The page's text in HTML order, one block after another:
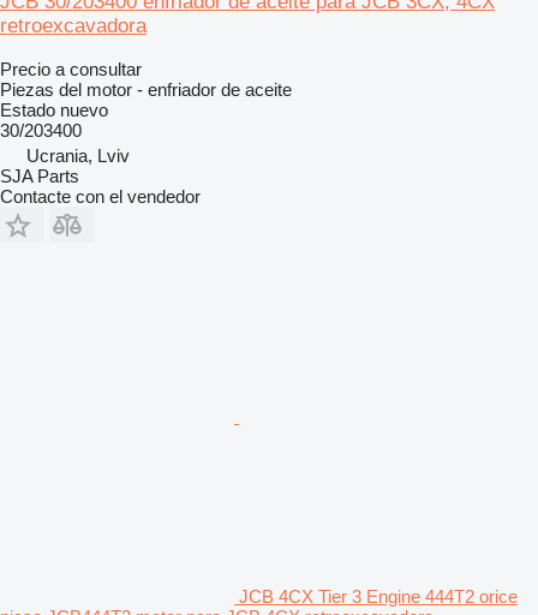
retroexcavadora
Precio a consultar
Piezas del motor - enfriador de aceite
Estado nuevo
30/203400
Ucrania, Lviv
SJA Parts
Contacte con el vendedor
JCB 4CX Tier 3 Engine 444T2 orice